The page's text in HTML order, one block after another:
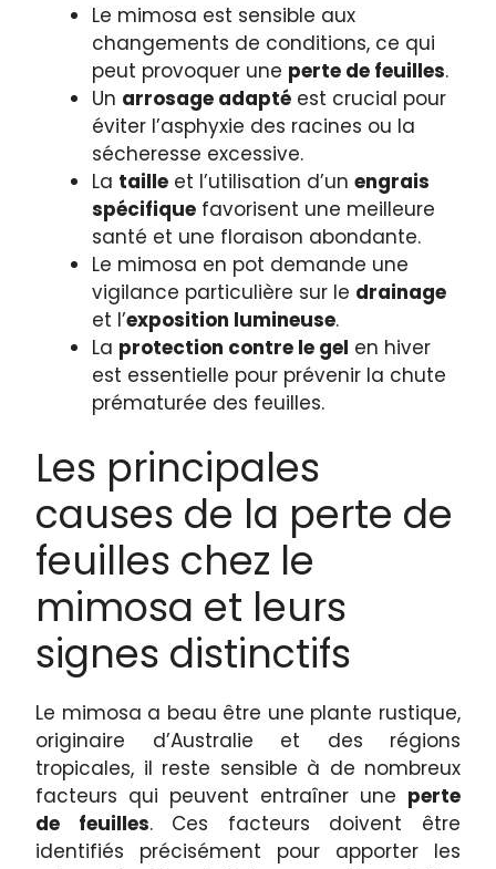
Le mimosa est sensible aux
changements de conditions, ce qui
peut provoquer une perte de feuilles.
Un arrosage adapté est crucial pour
éviter l’asphyxie des racines ou la
sécheresse excessive.
La taille et l’utilisation d’un engrais
spécifique favorisent une meilleure
santé et une floraison abondante.
Le mimosa en pot demande une
vigilance particulière sur le drainage
et l’exposition lumineuse.
La protection contre le gel en hiver
est essentielle pour prévenir la chute
prématurée des feuilles.
Les principales
causes de la perte de
feuilles chez le
mimosa et leurs
signes distinctifs
Le mimosa a beau être une plante rustique,
originaire d’Australie et des régions
tropicales, il reste sensible à de nombreux
facteurs qui peuvent entraîner une perte
de feuilles. Ces facteurs doivent être
identifiés précisément pour apporter les